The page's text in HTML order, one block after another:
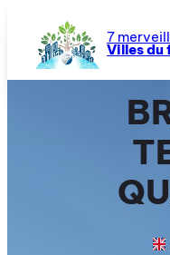
contenu
7
Villes du